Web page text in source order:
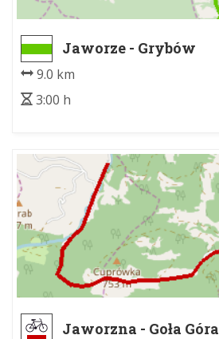
Jaworze - Grybów
9.0 km
3:00 h
Jaworzna - Goła Góra